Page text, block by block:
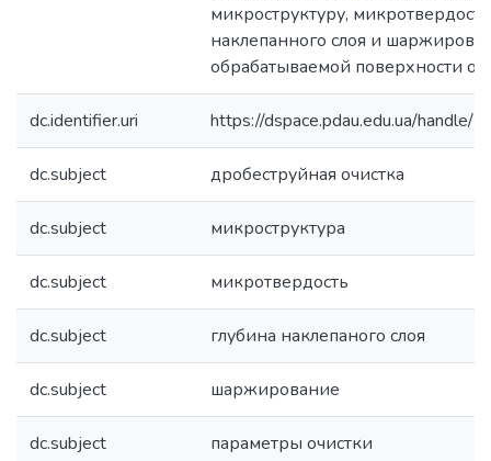
микроструктуру,
наклепанного слоя и
обрабатываемой поверхности
dc.identifier.uri https://dspace.pdau.edu.ua/
dc.subject дробеструйная очистка
dc.subject микроструктура
dc.subject микротвердость
dc.subject глубина наклепаного слоя
dc.subject шаржирование
dc.subject параметры очистки